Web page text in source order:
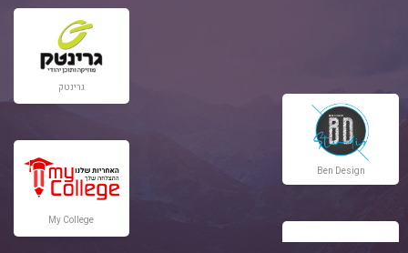
גרינטק
My College
Ben Design